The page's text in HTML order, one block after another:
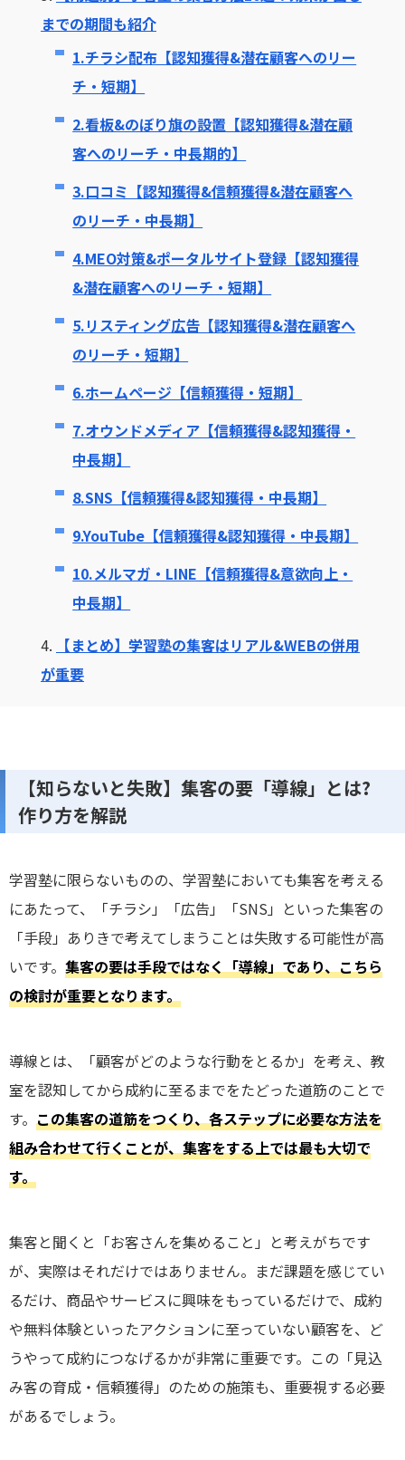
までの期間も紹介
1.チラシ配布【認知獲得&潜在顧客へのリー
チ・短期】
2.看板&のぼり旗の設置【認知獲得&潜在顧
客へのリーチ・中長期的】
3.口コミ【認知獲得&信頼獲得&潜在顧客へ
のリーチ・中長期】
4.MEO対策&ポータルサイト登録【認知獲得
&潜在顧客へのリーチ・短期】
5.リスティング広告【認知獲得&潜在顧客へ
のリーチ・短期】
6.ホームページ【信頼獲得・短期】
7.オウンドメディア【信頼獲得&認知獲得・
中長期】
8.SNS【信頼獲得&認知獲得・中長期】
9.YouTube【信頼獲得&認知獲得・中長期】
10.メルマガ・LINE【信頼獲得&意欲向上・
中長期】
4.
【まとめ】学習塾の集客はリアル&WEBの併用
が重要
【知らないと失敗】集客の要「導線」とは?
作り方を解説
学習塾に限らないものの、学習塾においても集客を考える
にあたって、「チラシ」「広告」「SNS」といった集客の
「手段」ありきで考えてしまうことは失敗する可能性が高
いです。 集客の要は手段ではなく「導線」であり、こちら
の検討が重要となります。
導線とは、「顧客がどのような行動をとるか」を考え、教
室を認知してから成約に至るまでをたどった道筋のことで
す。 この集客の道筋をつくり、各ステップに必要な方法を
組み合わせて行くことが、集客をする上では最も大切で
す。
集客と聞くと「お客さんを集めること」と考えがちです
が、実際はそれだけではありません。まだ課題を感じてい
るだけ、商品やサービスに興味をもっているだけで、成約
や無料体験といったアクションに至っていない顧客を、ど
うやって成約につなげるかが非常に重要です。この「見込
み客の育成・信頼獲得」のための施策も、重要視する必要
があるでしょう。